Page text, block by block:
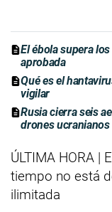
El ébola supera
aprobada
Qué es el
vigilar
Rusia cierra seis
drones ucranianos
ÚLTIMA HORA |
tiempo no está
ilimitada